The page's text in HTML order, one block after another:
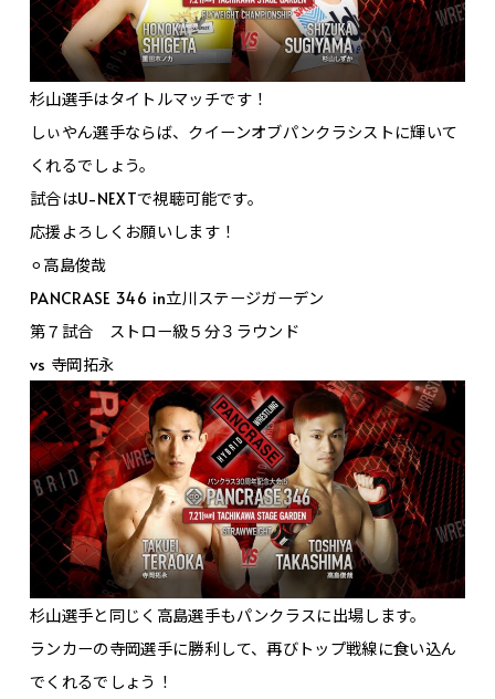
杉山選手はタイトルマッチです！
しぃやん選手ならば、クイーンオブパンクラシストに輝いて
くれるでしょう。
試合はU-NEXTで視聴可能です。
応援よろしくお願いします！
⚪︎高島俊哉
PANCRASE 346 in立川ステージガーデン
第７試合 ストロー級５分３ラウンド
vs 寺岡拓永
杉山選手と同じく高島選手もパンクラスに出場します。
ランカーの寺岡選手に勝利して、再びトップ戦線に食い込ん
でくれるでしょう！